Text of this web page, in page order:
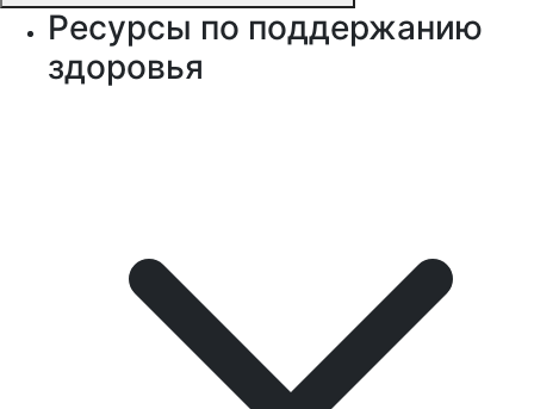
Ресурсы по поддержанию
здоровья